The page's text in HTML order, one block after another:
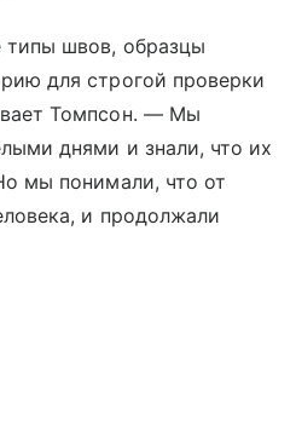
швов, образцы
для строгой проверки
Томпсон. — Мы
днями и знали, что их
мы понимали, что от
и продолжали